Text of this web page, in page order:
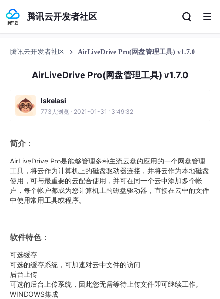
腾讯云开发者社区
腾讯云开发者社区 AirLiveDrive Pro(网盘管理工具) v1.7.0
AirLiveDrive Pro(网盘管理工具) v1.7.0
lskelasi
773人浏览 · 2021-01-31 13:49:32
简介：
AirLiveDrive Pro是能够管理多种主流云盘的应用的一个网盘管理
工具，将云作为计算机上的磁盘驱动器连接，并将云作为本地磁盘
使用，可与最重要的云配合使用，并可在同一个云中添加多个帐
户，每个帐户都成为您计算机上的磁盘驱动器，直接在云中的文件
中使用常用工具或程序。
软件特色：
可选缓存
可选的缓存系统，可加速对云中文件的访问
后台上传
可选的后台上传系统，因此您无需等待上传文件即可继续工作。
WINDOWS集成